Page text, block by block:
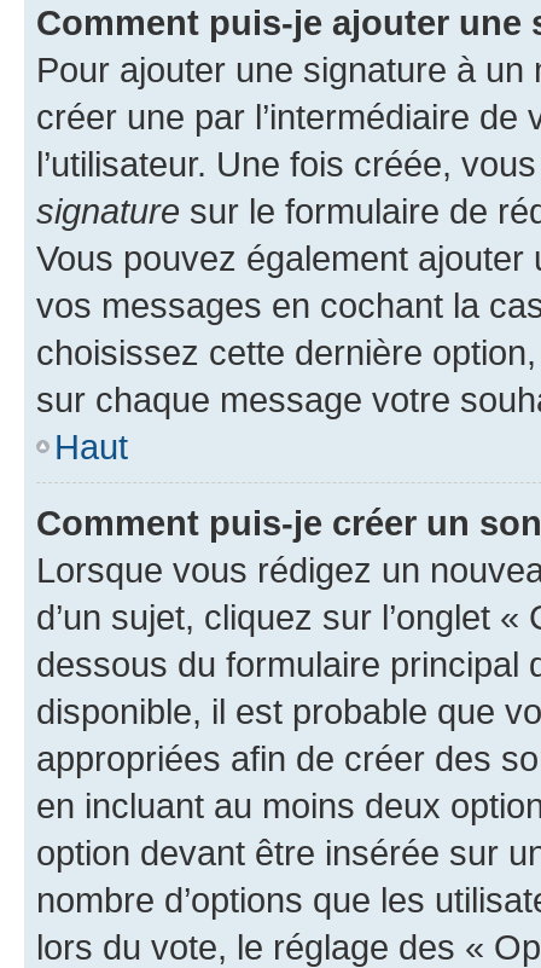
Comment puis-je ajouter une
Pour ajouter une signature à un
créer une par l’intermédiaire
l’utilisateur. Une fois créée,
signature sur le formulaire de
Vous pouvez également
vos messages en cochant la
choisissez cette dernière
sur chaque message votre
Haut
Comment puis-je créer un
Lorsque vous rédigez un
d’un sujet, cliquez sur l’onglet
dessous du formulaire principal
disponible, il est probable que
appropriées afin de créer des
en incluant au moins deux
option devant être insérée sur
nombre d’options que les
lors du vote, le réglage des «